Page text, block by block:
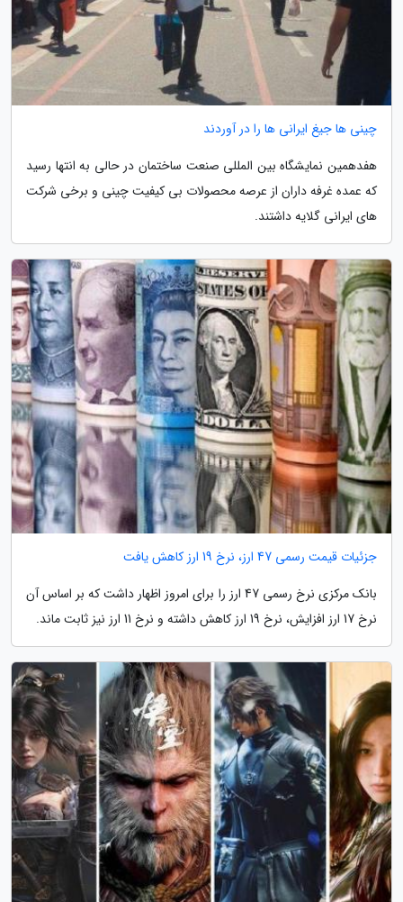
چینی ها جیغ ایرانی ها را در آوردند
هفدهمین نمایشگاه بین المللی صنعت ساختمان در حالی به انتها رسید
که عمده غرفه داران از عرصه محصولات بی کیفیت چینی و برخی شرکت
های ایرانی گلایه داشتند.
جزئیات قیمت رسمی 47 ارز، نرخ 19 ارز کاهش یافت
بانک مرکزی نرخ رسمی 47 ارز را برای امروز اظهار داشت که بر اساس آن
نرخ 17 ارز افزایش، نرخ 19 ارز کاهش داشته و نرخ 11 ارز نیز ثابت ماند.